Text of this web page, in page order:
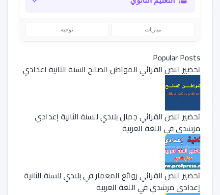
مباريات توجيه
Popular Posts
تحضير النص القرائي المواطن الصالح السنة الثانية اعدادي
تحضير النص القرائي جمال بلادي للسنة الثانية إعدادي
مرشدي في اللغة العربية
تحضير النص القرائي روائع المعمار في بلادي للسنة الثانية
إعدادي مرشدي في اللغة العربية